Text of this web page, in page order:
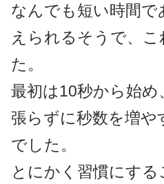
なんでも短い時間で
えられるそうで、
た。
最初は10秒から始め
張らずに秒数を増や
でした。
とにかく習慣にす